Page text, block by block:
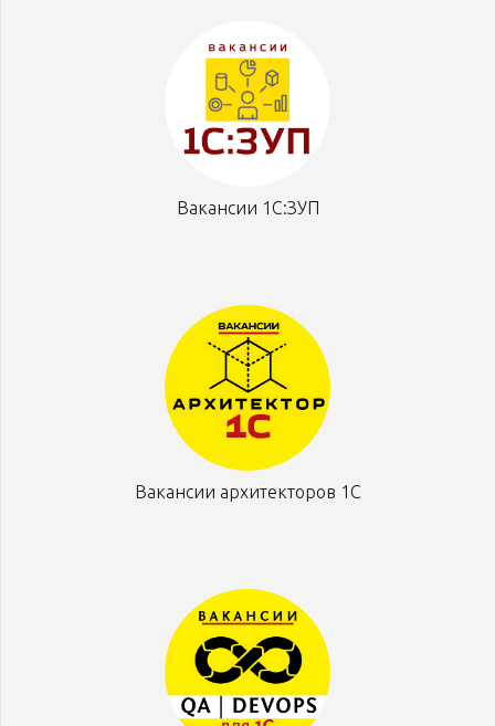
Вакансии 1С:ЗУП
Вакансии архитекторов 1С